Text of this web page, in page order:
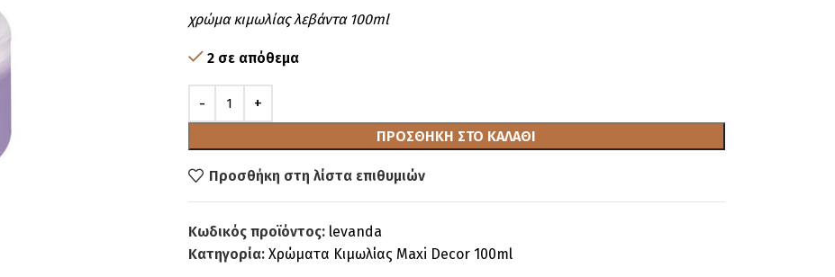
χρώμα κιμωλίας λεβάντα 100ml
2 σε απόθεμα
ΠΡΟΣΘΉΚΗ ΣΤΟ ΚΑΛΆΘΙ
Προσθήκη στη λίστα επιθυμιών
Κωδικός προϊόντος: levanda
Κατηγορία: Χρώματα Κιμωλίας Maxi Decor 100ml